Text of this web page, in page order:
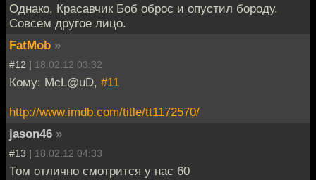
Однако, Красавчик Боб оброс и опустил бороду.
Совсем другое лицо.
FatMob »
#12 | 18.02.12 03:32
Кому: McL@uD, #11
http://www.imdb.com/title/tt1172570/
jason46 »
#13 | 18.02.12 04:33
Том отлично смотрится у нас 60